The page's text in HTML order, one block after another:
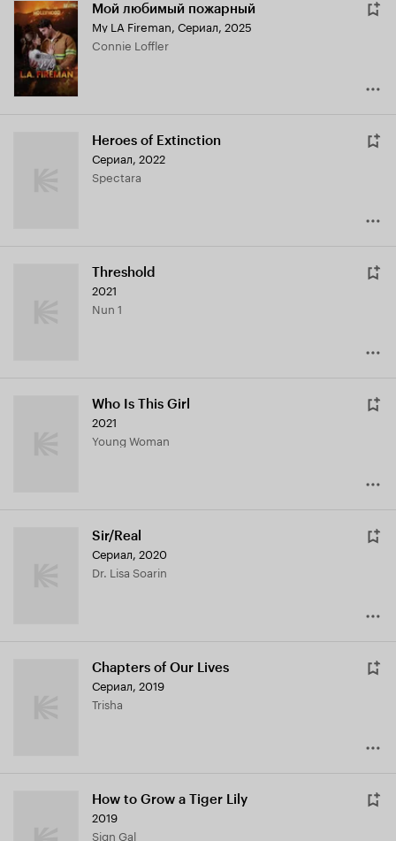
Мой любимый пожарный
My LA Fireman, Сериал, 2025
Connie Loffler
Heroes of Extinction
Сериал, 2022
Spectara
Threshold
2021
Nun 1
Who Is This Girl
2021
Young Woman
Sir/Real
Сериал, 2020
Dr. Lisa Soarin
Chapters of Our Lives
Сериал, 2019
Trisha
How to Grow a Tiger Lily
2019
Sign Gal